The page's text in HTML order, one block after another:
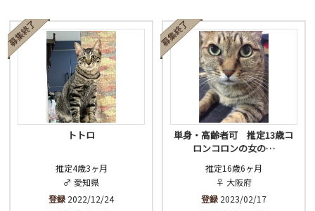
済 未 不明
トトロ
推定4歳3ヶ月
♂ 愛知県
登録 2022/12/24
単身・高齢者可 推定13歳コ
ロンコロンの女の…
推定16歳6ヶ月
♀ 大阪府
登録2023/02/17